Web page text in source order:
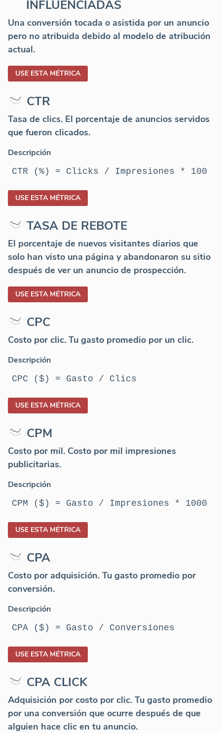
INFLUENCIADAS
Una conversión tocada o asistida por un anuncio
pero no atribuida debido al modelo de atribución
actual.
USE ESTA MÉTRICA
CTR
Tasa de clics. El porcentaje de anuncios servidos
que fueron clicados.
Descripción
CTR (%) = Clicks / Impresiones * 100
USE ESTA MÉTRICA
TASA DE REBOTE
El porcentaje de nuevos visitantes diarios que
solo han visto una página y abandonaron su sitio
después de ver un anuncio de prospección.
USE ESTA MÉTRICA
CPC
Costo por clic. Tu gasto promedio por un clic.
Descripción
CPC ($) = Gasto / Clics
USE ESTA MÉTRICA
CPM
Costo por mil. Costo por mil impresiones
publicitarias.
Descripción
CPM ($) = Gasto / Impresiones * 1000
USE ESTA MÉTRICA
CPA
Costo por adquisición. Tu gasto promedio por
conversión.
Descripción
CPA ($) = Gasto / Conversiones
USE ESTA MÉTRICA
CPA CLICK
Adquisición por costo por clic. Tu gasto promedio
por una conversión que ocurre después de que
alguien hace clic en tu anuncio.